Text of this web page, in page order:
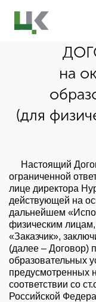
на
(для
Настоящий
ограниченной
лице директора
действующей на
дальнейшем
физическим
«Заказчик»,
(далее – Договор)
образовательных
предусмотренных
соответствии со
Российской